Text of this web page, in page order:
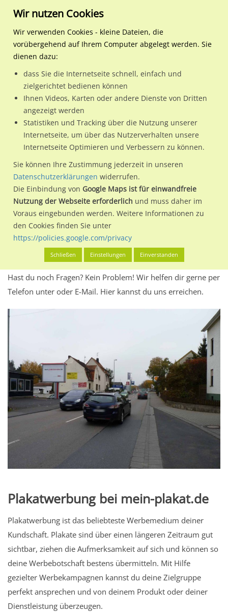
Regionale Plakatwerbung Hessen
Bad Camberg, Stadt
Limburger Str. 43 (B 8) RS
Limburger Str. 43 (B 8) RS
65520 / Bad Camberg, Stadt / Stadtmitte
Nutze günstige Werbemöglichkeiten am Standort Limburger
Str. 43 (B 8) RSim Ortsteil Stadtmitte)in Bad Camberg, Stadt.
Wir erheben für jede unserer Werbeflächen individuelle und
aktuelleStandortinformationenundLeistungswerte
kannst du dich schon vor der Buchung im Detail über den
Standort, seine Reichweite und Werbewirkung sowie
eventuelle Beschränkungen in den zugelassenen
Werbeinhalten informieren.
Alles klar? Dann findest du direkt im unteren Teil dieser Seite
Buchungdes Standorts.
Hast du noch Fragen? Kein Problem! Wir helfen dir gerne per
Telefon unter oder E-Mail. Hier kannst du uns erreichen.
Plakatwerbung bei mein-plakat.de
Plakatwerbung ist das beliebteste Werbemedium deiner
Kundschaft. Plakate sind über einen längeren Zeitraum gut
sichtbar, ziehen die Aufmerksamkeit auf sich und können so
deine Werbebotschaft bestens übermitteln. Mit Hilfe
gezielter Werbekampagnen kannst du deine Zielgruppe
perfekt ansprechen und von deinem Produkt oder deiner
Dienstleistung überzeugen.
Wir nutzen Cookies
Wir verwenden Cookies - kleine Dateien, die
vorübergehend auf Ihrem Computer abgelegt werden. Sie
dienen dazu:
dass Sie die Internetseite schnell, einfach und
zielgerichtet bedienen können
Ihnen Videos, Karten oder andere Dienste von Dritten
angezeigt werden
Statistiken und Tracking über die Nutzung unserer
Internetseite, um über das Nutzerverhalten unsere
Internetseite Optimieren und Verbessern zu können.
Sie können Ihre Zustimmung jederzeit in unseren
Datenschutzerklärungen widerrufen.
Die Einbindung von Google Maps ist für einwandfreie
Nutzung der Webseite erforderlich und muss daher im
Voraus eingebunden werden. Weitere Informationen zu
den Cookies finden Sie unter
https://policies.google.com/privacy
Schließen Einstellungen Einverstanden